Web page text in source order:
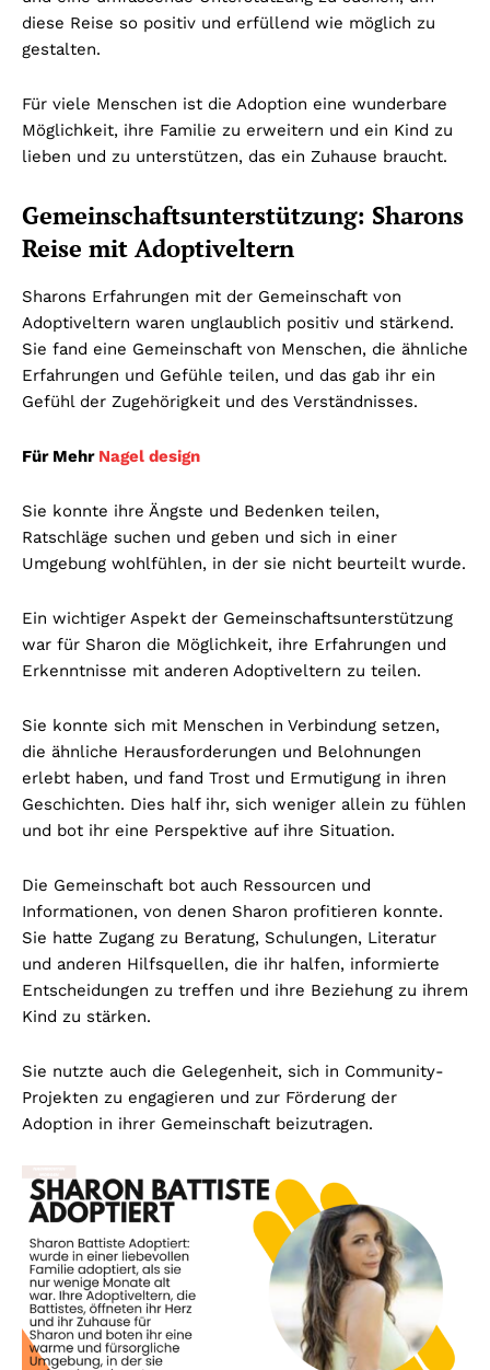
diese Reise so positiv und erfüllend wie möglich zu
gestalten.
Für viele Menschen ist die Adoption eine wunderbare
Möglichkeit, ihre Familie zu erweitern und ein Kind zu
lieben und zu unterstützen, das ein Zuhause braucht.
Gemeinschaftsunterstützung: Sharons
Reise mit Adoptiveltern
Sharons Erfahrungen mit der Gemeinschaft von
Adoptiveltern waren unglaublich positiv und stärkend.
Sie fand eine Gemeinschaft von Menschen, die ähnliche
Erfahrungen und Gefühle teilen, und das gab ihr ein
Gefühl der Zugehörigkeit und des Verständnisses.
Für Mehr Nagel design
Sie konnte ihre Ängste und Bedenken teilen,
Ratschläge suchen und geben und sich in einer
Umgebung wohlfühlen, in der sie nicht beurteilt wurde.
Ein wichtiger Aspekt der Gemeinschaftsunterstützung
war für Sharon die Möglichkeit, ihre Erfahrungen und
Erkenntnisse mit anderen Adoptiveltern zu teilen.
Sie konnte sich mit Menschen in Verbindung setzen,
die ähnliche Herausforderungen und Belohnungen
erlebt haben, und fand Trost und Ermutigung in ihren
Geschichten. Dies half ihr, sich weniger allein zu fühlen
und bot ihr eine Perspektive auf ihre Situation.
Die Gemeinschaft bot auch Ressourcen und
Informationen, von denen Sharon profitieren konnte.
Sie hatte Zugang zu Beratung, Schulungen, Literatur
und anderen Hilfsquellen, die ihr halfen, informierte
Entscheidungen zu treffen und ihre Beziehung zu ihrem
Kind zu stärken.
Sie nutzte auch die Gelegenheit, sich in Community-
Projekten zu engagieren und zur Förderung der
Adoption in ihrer Gemeinschaft beizutragen.